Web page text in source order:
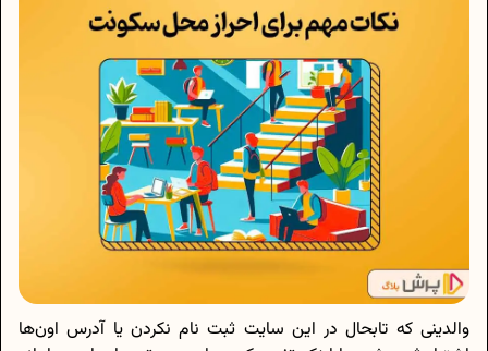
والدینی که تابحال در این سایت ثبت نام نکردن یا آدرس اون‌ها